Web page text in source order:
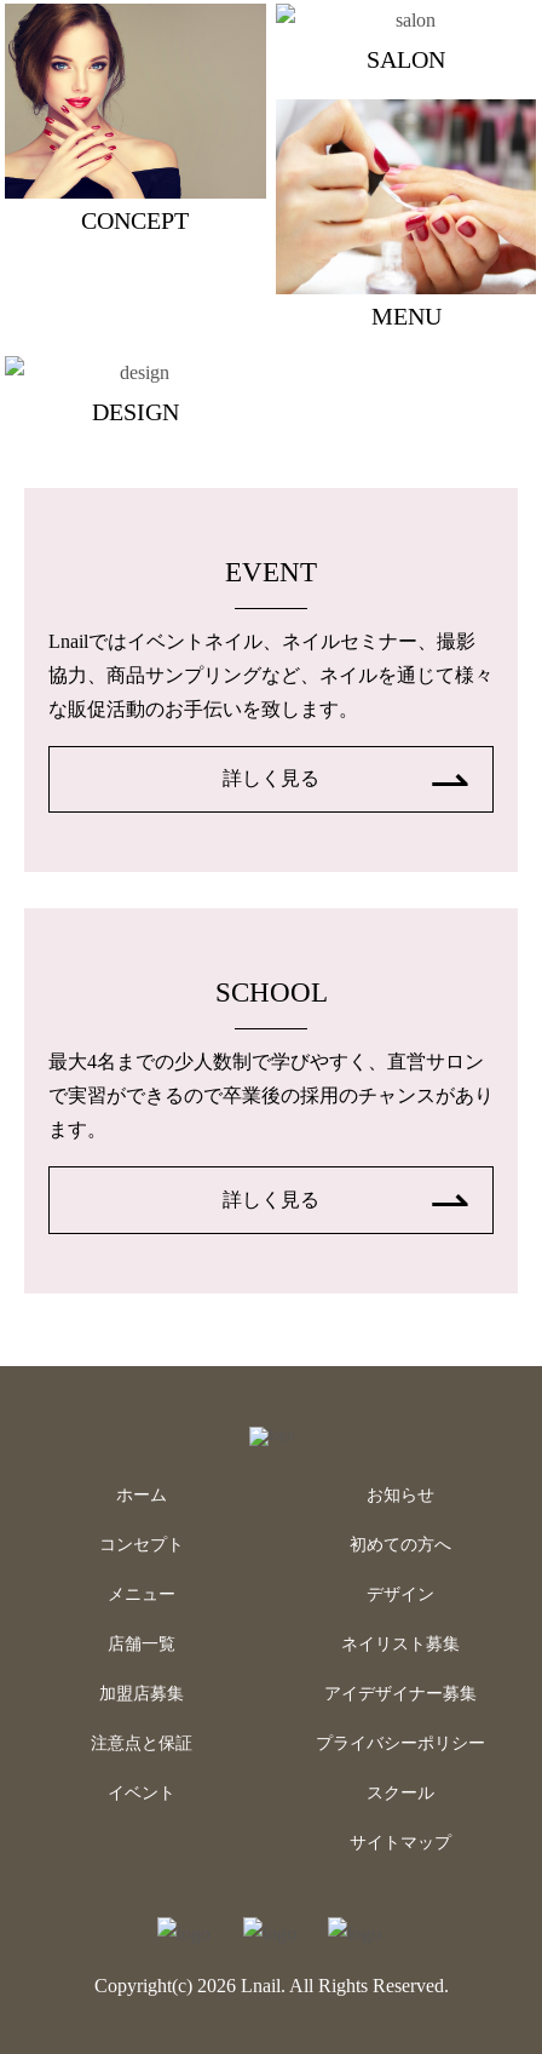
CONCEPT
SALON
MENU
DESIGN
EVENT
Lnailではイベントネイル、ネイルセミナー、撮影
協力、商品サンプリングなど、ネイルを通じて様々
な販促活動のお手伝いを致します。
詳しく見る
SCHOOL
最大4名までの少人数制で学びやすく、直営サロン
で実習ができるので卒業後の採用のチャンスがあり
ます。
詳しく見る
ホーム
コンセプト
メニュー
店舗一覧
加盟店募集
注意点と保証
イベント
お知らせ
初めての方へ
デザイン
ネイリスト募集
アイデザイナー募集
プライバシーポリシー
スクール
サイトマップ
Copyright(c) 2026 Lnail. All Rights Reserved.